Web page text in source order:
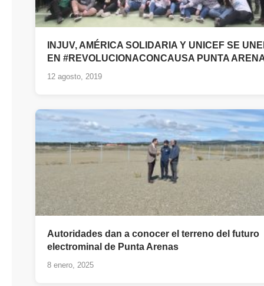
INJUV, AMÉRICA SOLIDARIA Y UNICEF SE
EN #REVOLUCIONACONCAUSA PUNTA
12 agosto, 2019
Autoridades dan a conocer el terreno del futuro
electrominal de Punta Arenas
8 enero, 2025